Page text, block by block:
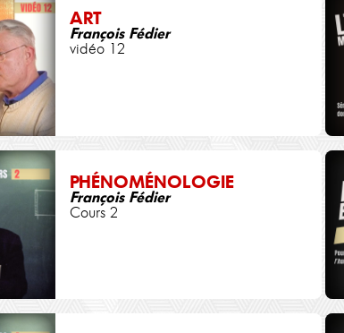
ART
François Fédier
vidéo 12
PHÉNOMÉNOLOGIE
François Fédier
Cours 2